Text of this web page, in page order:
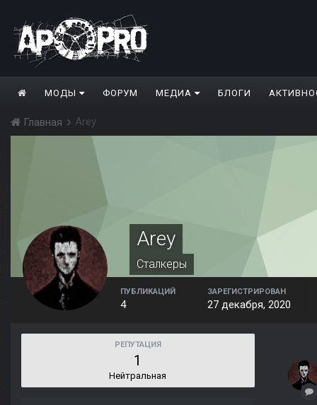
МОДЫ ФОРУМ МЕДИА БЛОГИ
Главная Arey
Arey
Сталкеры
ПУБЛИКАЦИЙ
4
ЗАРЕГИСТРИРОВАН
27 декабря, 2020
РЕПУТАЦИЯ
1
Нейтральная